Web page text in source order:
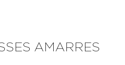
AMARRES